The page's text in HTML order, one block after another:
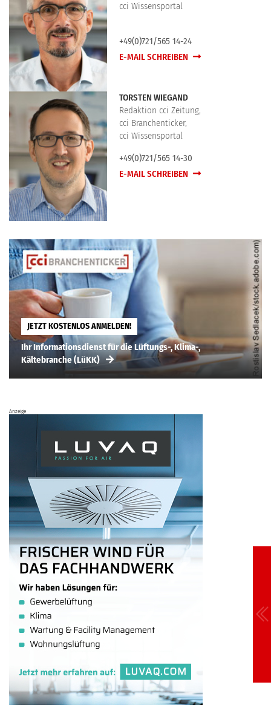
cci Wissensportal
+49(0)721/565 14-24
E-MAIL SCHREIBEN
TORSTEN WIEGAND
Redaktion cci Zeitung,
cci Branchenticker,
cci Wissensportal
+49(0)721/565 14-30
E-MAIL SCHREIBEN
JETZT KOSTENLOS ANMELDEN!
Ihr Informationsdienst für die Lüftungs-, Klima-,
Kältebranche (LüKK)
Anzeige